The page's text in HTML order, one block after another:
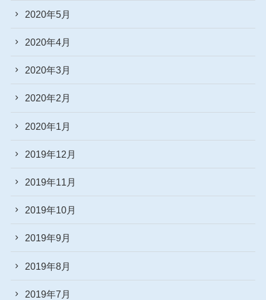
2020年5月
2020年4月
2020年3月
2020年2月
2020年1月
2019年12月
2019年11月
2019年10月
2019年9月
2019年8月
2019年7月